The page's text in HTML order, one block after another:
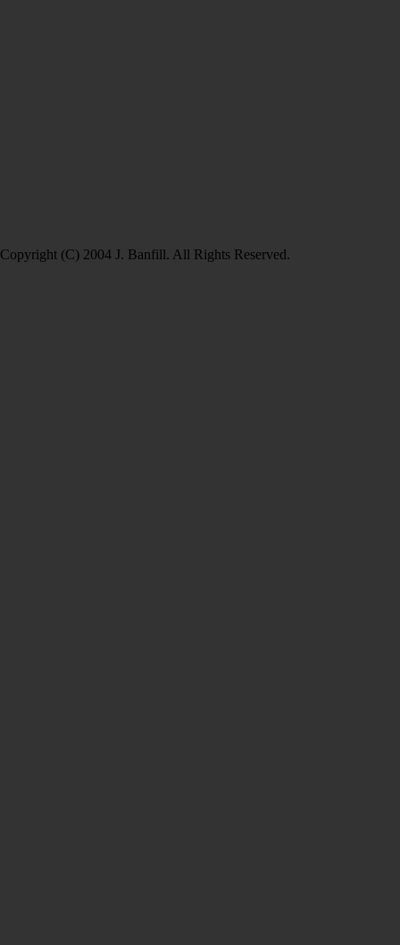
Copyright (C) 2004 J. Banfill. All Rights Reserved.